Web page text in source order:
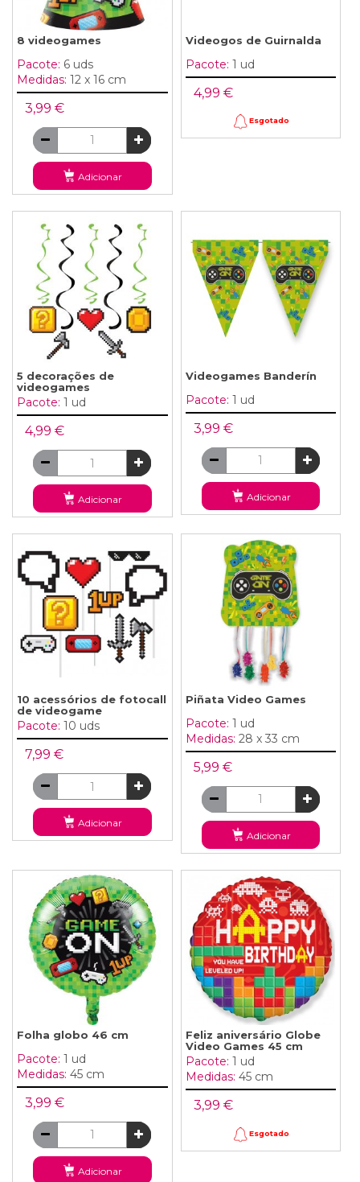
8 videogames
Pacote: 6 uds
Medidas: 12 x 16 cm
3,99 €
Adicionar
Videogos de Guirnalda
Pacote: 1 ud
4,99 €
Esgotado
5 decorações de
videogames
Pacote: 1 ud
4,99 €
Adicionar
Videogames Banderín
Pacote: 1 ud
3,99 €
Adicionar
10 acessórios de fotocall
de videogame
Pacote: 10 uds
7,99 €
Adicionar
Piñata Video Games
Pacote: 1 ud
Medidas: 28 x 33 cm
5,99 €
Adicionar
Folha globo 46 cm
Pacote: 1 ud
Medidas: 45 cm
3,99 €
Adicionar
Feliz aniversário Globe
Video Games 45 cm
Pacote: 1 ud
Medidas: 45 cm
3,99 €
Esgotado